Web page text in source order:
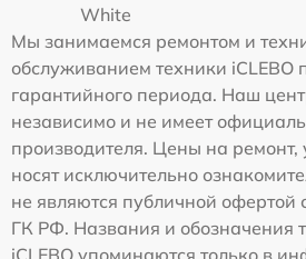
White
Мы занимаемся ремонтом и
обслуживанием техники iCLEBO
гарантийного периода. Наш
независимо и не имеет
производителя. Цены на ремонт,
носят исключительно
не являются публичной офертой
ГК РФ. Названия и обозначения
iCLEBO упоминаются только в